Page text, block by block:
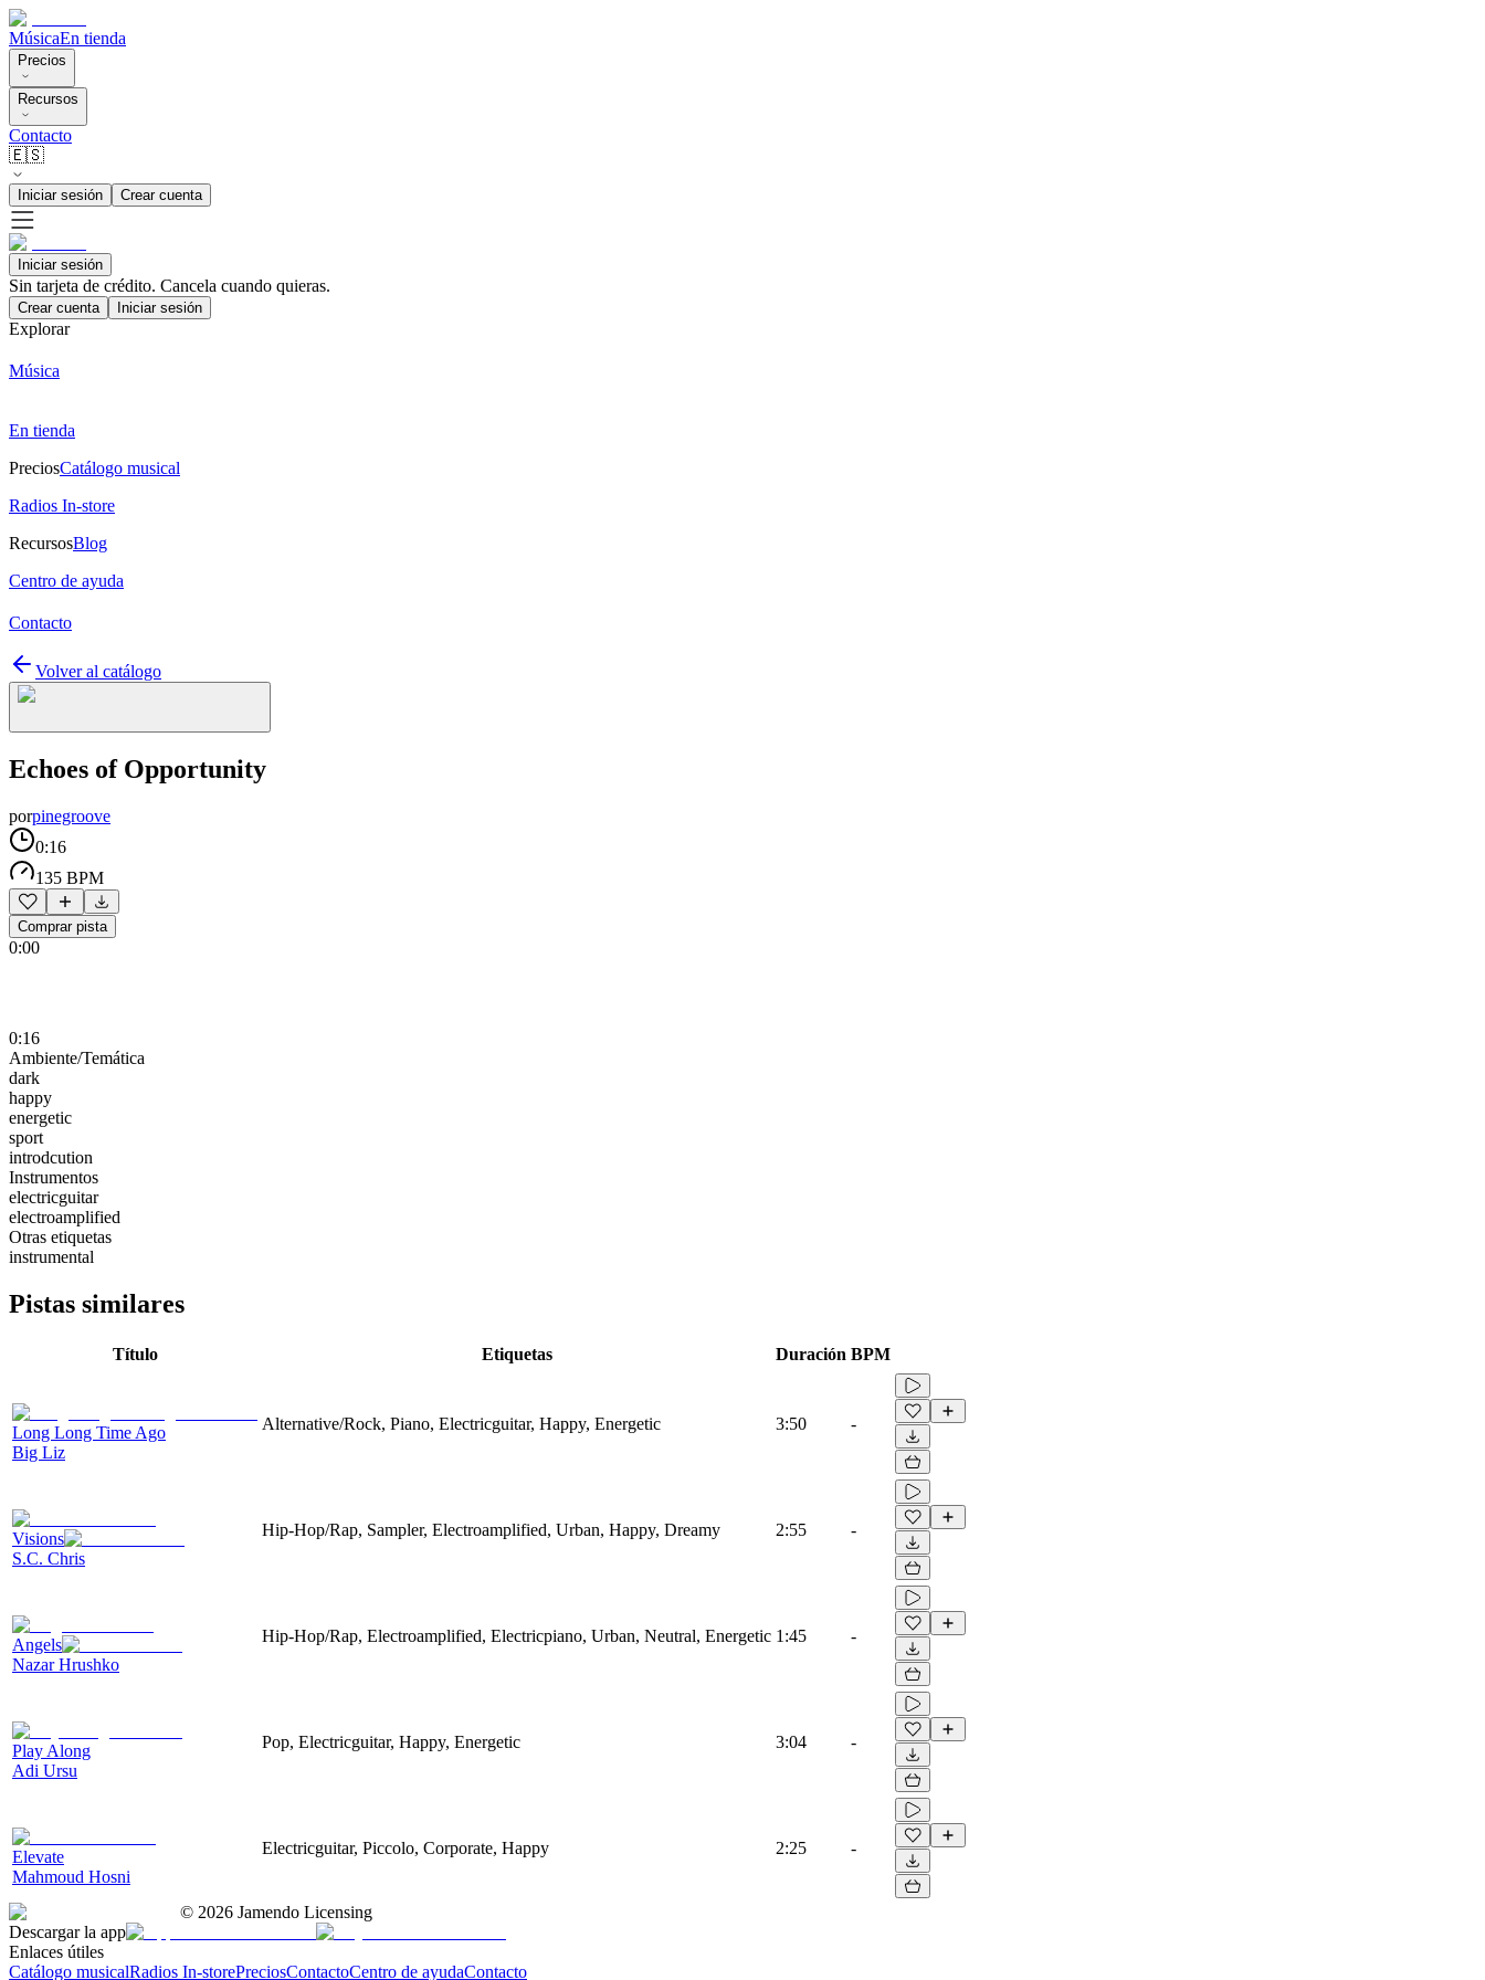
MúsicaEn tienda
Precios
Recursos
Contacto
🇪🇸
Iniciar sesión Crear cuenta
Iniciar sesión
Sin tarjeta de crédito. Cancela cuando quieras.
Crear cuenta Iniciar sesión
Explorar
Música
En tienda
PreciosCatálogo musical
Radios In-store
RecursosBlog
Centro de ayuda
Contacto
Volver al catálogo
Echoes of Opportunity
porpinegroove
0:16
135 BPM
Comprar pista
0:00
0:16
Ambiente/Temática
dark
happy
energetic
sport
introdcution
Instrumentos
electricguitar
electroamplified
Otras etiquetas
instrumental
Pistas similares
Título Etiquetas Duración BPM
Long Long Time Ago
Big Liz
Alternative/Rock, Piano, Electricguitar, Happy, Energetic 3:50 -
Visions
S.C. Chris
Hip-Hop/Rap, Sampler, Electroamplified, Urban, Happy, Dreamy 2:55 -
Angels
Nazar Hrushko
Hip-Hop/Rap, Electroamplified, Electricpiano, Urban, Neutral, Energetic 1:45 -
Play Along
Adi Ursu
Pop, Electricguitar, Happy, Energetic 3:04 -
Elevate
Mahmoud Hosni
Electricguitar, Piccolo, Corporate, Happy 2:25 -
© 2026 Jamendo Licensing
Descargar la app
Enlaces útiles
Catálogo musicalRadios In-storePreciosContactoCentro de ayudaContacto